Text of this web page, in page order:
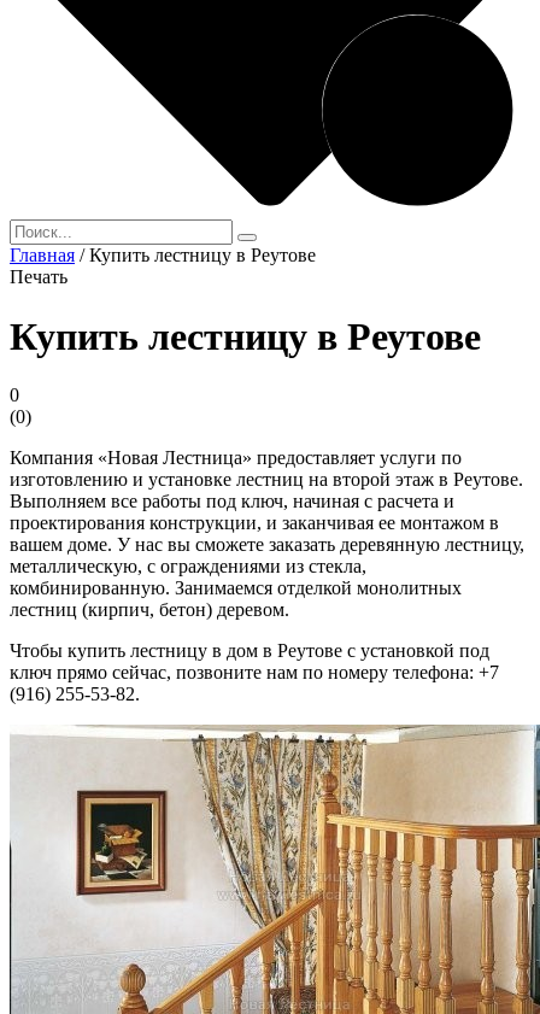
Главная /Купить лестницу в Реутове
Печать
Купить лестницу в Реутове
0
(0)
Компания «Новая Лестница» предоставляет услуги по
изготовлению и установке лестниц на второй этаж в Реутове.
Выполняем все работы под ключ, начиная с расчета и
проектирования конструкции, и заканчивая ее монтажом в
вашем доме. У нас вы сможете заказать деревянную лестницу,
металлическую, с ограждениями из стекла,
комбинированную. Занимаемся отделкой монолитных
лестниц (кирпич, бетон) деревом.
Чтобы купить лестницу в дом в Реутове с установкой под
ключ прямо сейчас, позвоните нам по номеру телефона: +7
(916) 255-53-82.